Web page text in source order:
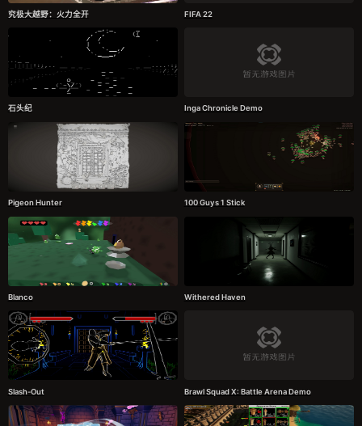
究极大越野：火力全开 FIFA 22
石头纪 Inga Chronicle Demo
Pigeon Hunter 100 Guys 1 Stick
Blanco Withered Haven
Slash-Out Brawl Squad X: Battle Arena Demo